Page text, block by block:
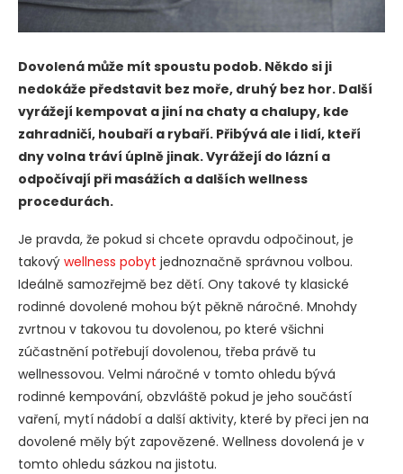
Dovolená může mít spoustu podob. Někdo si ji
nedokáže představit bez moře, druhý bez hor. Další
vyrážejí kempovat a jiní na chaty a chalupy, kde
zahradničí, houbaří a rybaří. Přibývá ale i lidí, kteří
dny volna tráví úplně jinak. Vyrážejí do lázní a
odpočívají při masážích a dalších wellness
procedurách.
Je pravda, že pokud si chcete opravdu odpočinout, je
takový wellness pobyt jednoznačně správnou volbou.
Ideálně samozřejmě bez dětí. Ony takové ty klasické
rodinné dovolené mohou být pěkně náročné. Mnohdy
zvrtnou v takovou tu dovolenou, po které všichni
zúčastnění potřebují dovolenou, třeba právě tu
wellnessovou. Velmi náročné v tomto ohledu bývá
rodinné kempování, obzvláště pokud je jeho součástí
vaření, mytí nádobí a další aktivity, které by přeci jen na
dovolené měly být zapovězené. Wellness dovolená je v
tomto ohledu sázkou na jistotu.